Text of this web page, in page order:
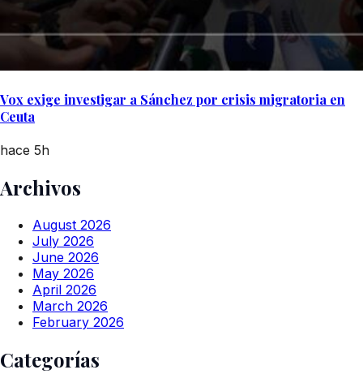
Vox exige investigar a Sánchez por crisis migratoria en
Ceuta
hace 5h
Archivos
August 2026
July 2026
June 2026
May 2026
April 2026
March 2026
February 2026
Categorías